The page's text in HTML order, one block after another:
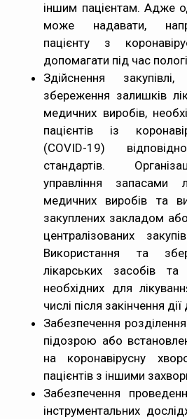
іншим пацієнтам. Адже
може надавати,
пацієнту з
допомагати під час
Здійснення
збереження залишків
медичних виробів,
пацієнтів із
(COVID-19)
стандартів.
управління запасами
медичних виробів та
закуплених закладом
централізованих
Використання та
лікарських засобів
необхідних для
числі після закінчення
Забезпечення розділення
підозрою або
на коронавірусну
пацієнтів з іншими
Забезпечення
інструментальних